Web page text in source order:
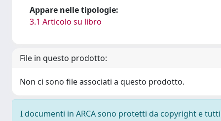
Appare nelle tipologie:
3.1 Articolo su libro
File in questo prodotto:
Non ci sono file associati a questo prodotto.
I documenti in ARCA sono protetti da copyright e